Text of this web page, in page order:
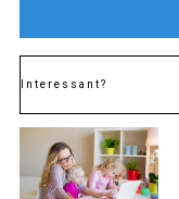
Interessant?